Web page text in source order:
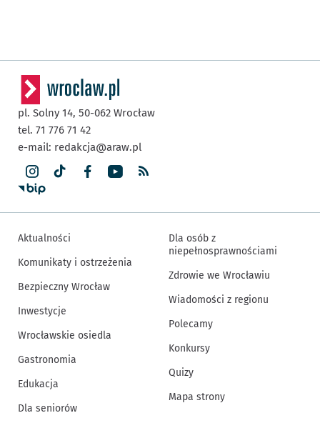
pl. Solny 14, 50-062 Wrocław
tel. 71 776 71 42
e-mail: redakcja@araw.pl
Aktualności
Komunikaty i ostrzeżenia
Bezpieczny Wrocław
Inwestycje
Wrocławskie osiedla
Gastronomia
Edukacja
Dla seniorów
Dla osób z
niepełnosprawnościami
Zdrowie we Wrocławiu
Wiadomości z regionu
Polecamy
Konkursy
Quizy
Mapa strony